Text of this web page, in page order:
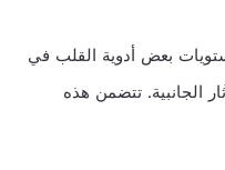
بعض أدوية القلب في
الجانبية. تتضمن هذه